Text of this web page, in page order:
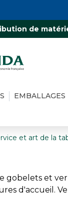
de
EMBALLAGES
et art de la
gobelets et
d'accueil.